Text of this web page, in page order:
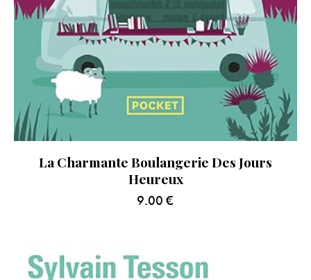
La Charmante Boulangerie Des Jours
Heureux
9.00 €